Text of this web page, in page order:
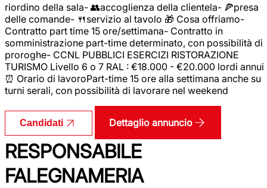
riordino della sala- 👥accoglienza della clientela- 🍕presa
delle comande- 🍴servizio al tavolo 🎁 Cosa offriamo-
Contratto part time 15 ore/settimana- Contratto in
somministrazione part-time determinato, con possibilità di
proroghe- CCNL PUBBLICI ESERCIZI RISTORAZIONE
TURISMO Livello 6 o 7 RAL : €18.000 - €20.000 lordi annui
⏰ Orario di lavoroPart-time 15 ore alla settimana anche su
turni serali, con possibilità di lavorare nel weekend
Candidati Dettaglio annuncio
RESPONSABILE
FALEGNAMERIA